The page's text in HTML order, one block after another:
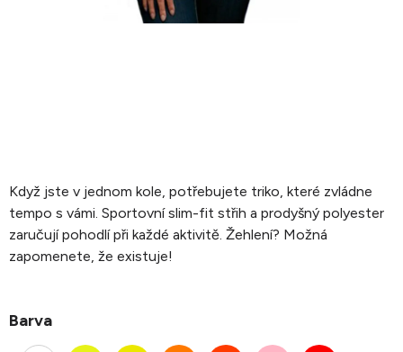
Když jste v jednom kole, potřebujete triko, které zvládne
tempo s vámi. Sportovní slim-fit střih a prodyšný polyester
zaručují pohodlí při každé aktivitě. Žehlení? Možná
zapomenete, že existuje!
Barva